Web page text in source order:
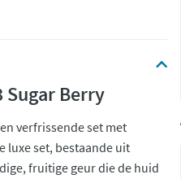
Sugar Berry
verfrissende set met
luxe set, bestaande uit
fruitige geur die de huid